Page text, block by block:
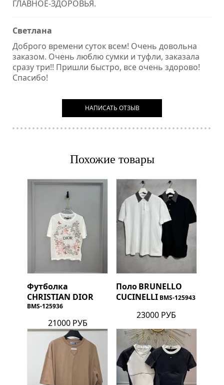
ГЛАВНОЕ-ЗДОРОВЬЯ.
Светлана
Доброго времени суток всем! Очень довольна
заказом. Очень люблю сумки и туфли, заказала
сразу три!! Пришли быстро, все очень здорово!
Спасибо!
НАПИСАТЬ ОТЗЫВ
Похожие товары
Футболка
CHRISTIAN DIOR
BMS-125936
21000 РУБ
Поло BRUNELLO
CUCINELLI BMS-125943
23000 РУБ